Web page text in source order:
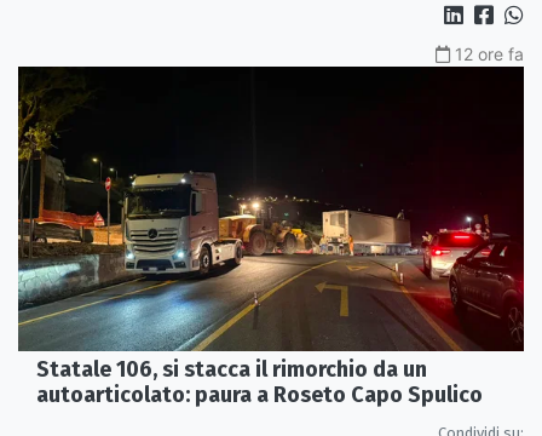
12 ore fa
Statale 106, si stacca il rimorchio da un
autoarticolato: paura a Roseto Capo Spulico